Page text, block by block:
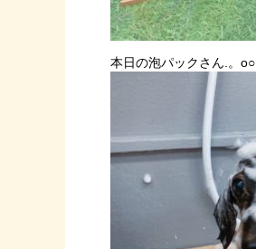
本日の泡パックさん.。o○